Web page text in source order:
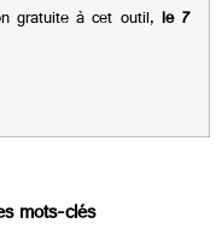
gratuite à cet outil, le 7
mots-clés